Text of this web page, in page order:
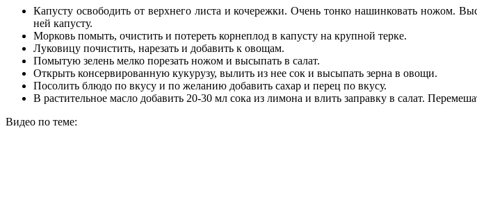
Капусту освободить от верхнего листа и кочережки. Очень тонко нашинковать ножом.
ней капусту.
Морковь помыть, очистить и потереть корнеплод в капусту на крупной терке.
Луковицу почистить, нарезать и добавить к овощам.
Помытую зелень мелко порезать ножом и высыпать в салат.
Открыть консервированную кукурузу, вылить из нее сок и высыпать зерна в овощи.
Посолить блюдо по вкусу и по желанию добавить сахар и перец по вкусу.
В растительное масло добавить 20-30 мл сока из лимона и влить заправку в салат.
Видео по теме: